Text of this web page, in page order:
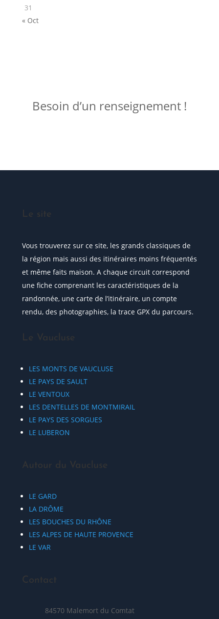
31
« Oct
Besoin d’un renseignement !
Le site
Vous trouverez sur ce site, les grands classiques de
la région mais aussi des itinéraires moins fréquentés
et même faits maison. A chaque circuit correspond
une fiche comprenant les caractéristiques de la
randonnée, une carte de l’itinéraire, un compte
rendu, des photographies, la trace GPX du parcours.
Le Vaucluse
LES MONTS DE VAUCLUSE
LE PAYS DE SAULT
LE VENTOUX
LES DENTELLES DE MONTMIRAIL
LE PAYS DES SORGUES
LE LUBERON
Autour du Vaucluse
LE GARD
LA DRÔME
LES BOUCHES DU RHÔNE
LES ALPES DE HAUTE PROVENCE
LE VAR
Contact
84570 Malemort du Comtat